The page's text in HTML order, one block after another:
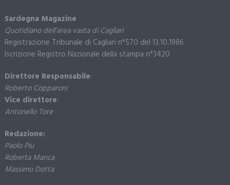
Sardegna Magazine
Quotidiano dell’area vasta di Cagliari
Registrazione Tribunale di Cagliari n°570 del 13.10.1986
Iscrizione Registro Nazionale della stampa n°3420
Direttore Responsabile:
Roberto Copparoni
Vice direttore:
Antonello Tore
Redazione:
Paolo Piu
Roberta Manca
Massimo Dotta